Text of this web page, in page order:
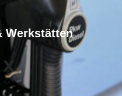
Werkstätten
x